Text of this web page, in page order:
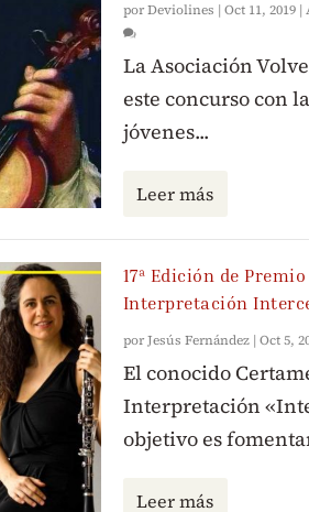
porDeviolines | Oct 11, 2019|
La Asociación
este concurso con
jóvenes...
Leer más
17ª Edición de
Interpretación
porJesús Fernández| Oct 5,
El conocido
Interpretación
objetivo es
Leer más